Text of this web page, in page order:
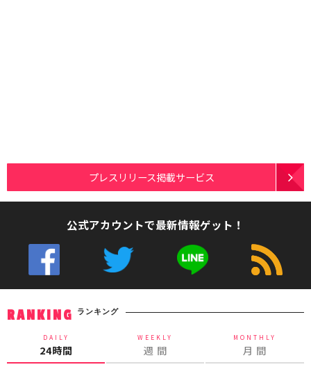
プレスリリース掲載サービス
公式アカウントで最新情報ゲット！
RANKING ランキング
DAILY
24時間
WEEKLY
週 間
MONTHLY
月 間